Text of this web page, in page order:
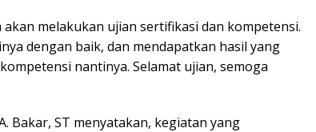
melakukan ujian sertifikasi dan kompetensi.
dengan baik, dan mendapatkan hasil yang
nantinya. Selamat ujian, semoga
Bakar, ST menyatakan, kegiatan yang